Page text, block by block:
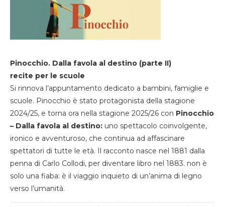
Pinocchio. Dalla favola al destino (parte II)
recite per le scuole
Si rinnova l’appuntamento dedicato a bambini, famiglie e
scuole. Pinocchio è stato protagonista della stagione
2024/25, e torna ora nella stagione 2025/26 con Pinocchio
– Dalla favola al destino: uno spettacolo coinvolgente,
ironico e avventuroso, che continua ad affascinare
spettatori di tutte le età. Il racconto nasce nel 1881 dalla
penna di Carlo Collodi, per diventare libro nel 1883. non è
solo una fiaba: è il viaggio inquieto di un’anima di legno
verso l’umanità.